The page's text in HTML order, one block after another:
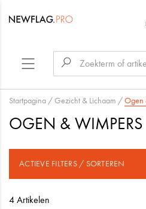
Startpagina /Gezicht & Lichaam /Ogen
OGEN & WIMPERS
ACTIEVE FILTERS / SORTEREN
4 Artikelen